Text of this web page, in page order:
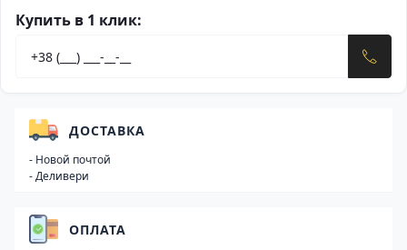
Купить в 1 клик:
ДОСТАВКА
- Новой почтой
- Деливери
ОПЛАТА